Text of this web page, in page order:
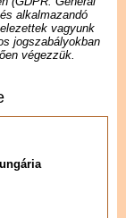
alkalmazandó
vagyunk
jogszabályokban
végezzük.